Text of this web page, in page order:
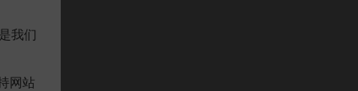
我们
网站